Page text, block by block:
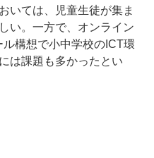
いては、児童生徒が集ま
い。一方で、オンライン
構想で小中学校のICT環
は課題も多かったとい